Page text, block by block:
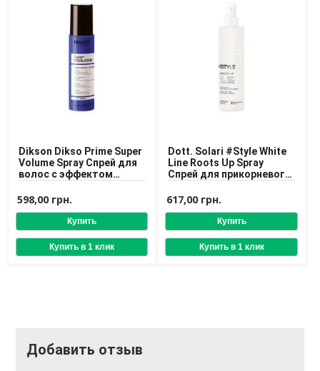
Dikson Dikso Prime Super
Volume Spray Спрей для
волос с эффектом
598,00 грн.
Dott. Solari #Style White
Line Roots Up Spray
Спрей для прикорневого
617,00 грн.
Добавить отзыв